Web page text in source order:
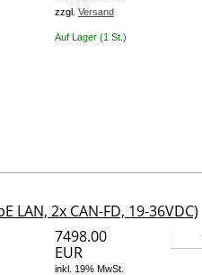
zzgl. Versand
Auf Lager (1 St.)
LAN, 2x CAN-FD, 19-36VDC)
7498.00
EUR
inkl. 19% MwSt.